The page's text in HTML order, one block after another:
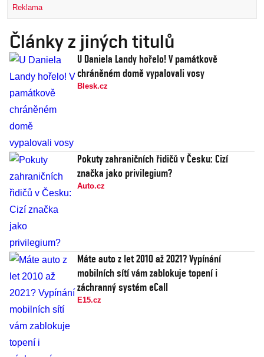
Reklama
Články z jiných titulů
U Daniela Landy hořelo! V památkově
chráněném domě vypalovali vosy
Blesk.cz
Pokuty zahraničních řidičů v Česku: Cizí
značka jako privilegium?
Auto.cz
Máte auto z let 2010 až 2021? Vypínání
mobilních sítí vám zablokuje topení i
záchranný systém eCall
E15.cz